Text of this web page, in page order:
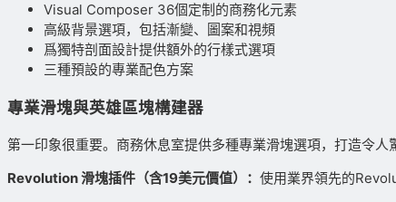
Visual Composer 36個定制的商務化元素
高級背景選項，包括漸變、圖案和視頻
爲獨特剖面設計提供額外的行樣式選項
三種預設的專業配色方案
專業滑塊與英雄區塊構建器
第一印象很重要。商務休息室提供多種專業滑塊選項，打造令人
Revolution 滑塊插件（含19美元價值）： 使用業界領先的